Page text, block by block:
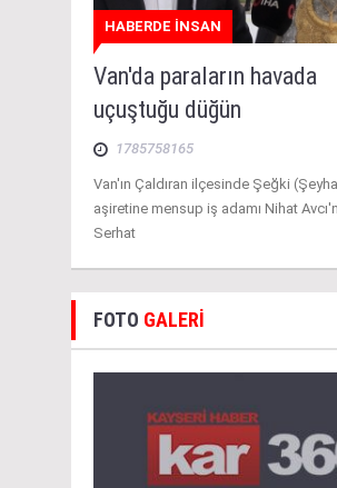
HABERDE İNSAN
Van'da paraların havada
uçuştuğu düğün
1785758165
Van'ın Çaldıran ilçesinde Şeğki
aşiretine mensup iş adamı Nihat
Serhat
FOTO GALERİ